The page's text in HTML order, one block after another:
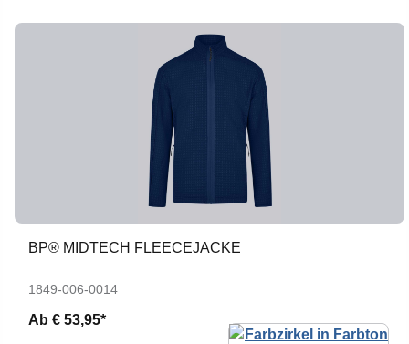
BP® MIDTECH FLEECEJACKE
1849-006-0014
Ab € 53,95*